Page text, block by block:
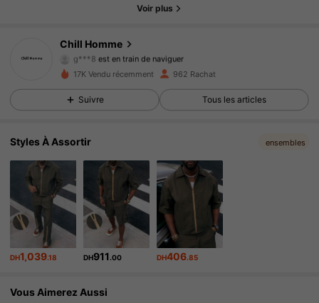
Voir plus
Chill Homme
4.70 583 Suiveurs
4.70
583 Suiveurs
4.70 583 Suiveurs
4.70 583 Suiveurs
17K Vendu récemment 962 Rachat
Suivre Tous les articles
Styles À Assortir ensembles
DH1,039.18 DH911.00 DH406.85
Vous Aimerez Aussi